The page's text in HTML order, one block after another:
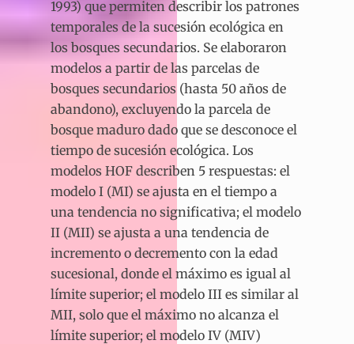
1993) que permiten describir los patrones
temporales de la sucesión ecológica en
los bosques secundarios. Se elaboraron
modelos a partir de las parcelas de
bosques secundarios (hasta 50 años de
abandono), excluyendo la parcela de
bosque maduro dado que se desconoce el
tiempo de sucesión ecológica. Los
modelos HOF describen 5 respuestas: el
modelo I (MI) se ajusta en el tiempo a
una tendencia no significativa; el modelo
II (MII) se ajusta a una tendencia de
incremento o decremento con la edad
sucesional, donde el máximo es igual al
límite superior; el modelo III es similar al
MII, solo que el máximo no alcanza el
límite superior; el modelo IV (MIV)